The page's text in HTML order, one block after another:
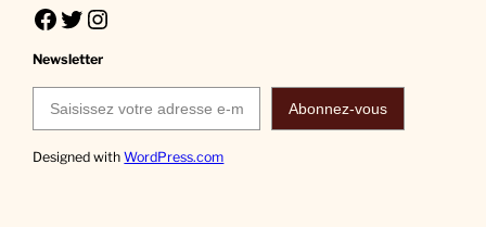
Facebook Twitter Instagram
Newsletter
Saisissez votre adresse e-mail…
Abonnez-vous
Designed withWordPress.com